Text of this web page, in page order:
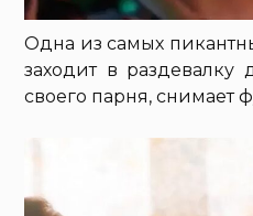
Одна из самых
заходит в
своего парня, снимает